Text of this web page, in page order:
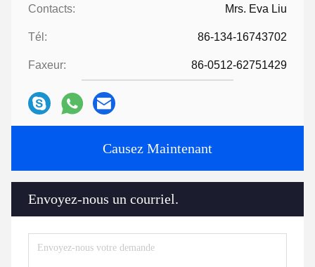
Contacts: Mrs. Eva Liu
Tél: 86-134-16743702
Faxeur: 86-0512-62751429
Causez Maintenant
Envoyez-nous un courriel.